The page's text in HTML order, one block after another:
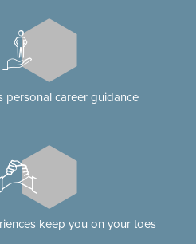
personal career guidance
keep you on your toes